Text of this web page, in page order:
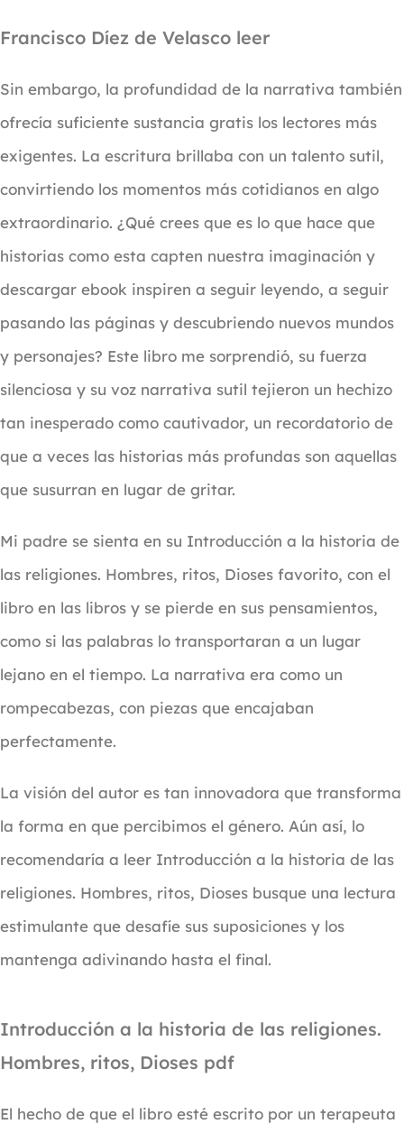
Francisco Díez de Velasco leer
Sin embargo, la profundidad de la narrativa también
ofrecía suficiente sustancia gratis los lectores más
exigentes. La escritura brillaba con un talento sutil,
convirtiendo los momentos más cotidianos en algo
extraordinario. ¿Qué crees que es lo que hace que
historias como esta capten nuestra imaginación y
descargar ebook inspiren a seguir leyendo, a seguir
pasando las páginas y descubriendo nuevos mundos
y personajes? Este libro me sorprendió, su fuerza
silenciosa y su voz narrativa sutil tejieron un hechizo
tan inesperado como cautivador, un recordatorio de
que a veces las historias más profundas son aquellas
que susurran en lugar de gritar.
Mi padre se sienta en su Introducción a la historia de
las religiones. Hombres, ritos, Dioses favorito, con el
libro en las libros y se pierde en sus pensamientos,
como si las palabras lo transportaran a un lugar
lejano en el tiempo. La narrativa era como un
rompecabezas, con piezas que encajaban
perfectamente.
La visión del autor es tan innovadora que transforma
la forma en que percibimos el género. Aún así, lo
recomendaría a leer Introducción a la historia de las
religiones. Hombres, ritos, Dioses busque una lectura
estimulante que desafíe sus suposiciones y los
mantenga adivinando hasta el final.
Introducción a la historia de las religiones.
Hombres, ritos, Dioses pdf
El hecho de que el libro esté escrito por un terapeuta